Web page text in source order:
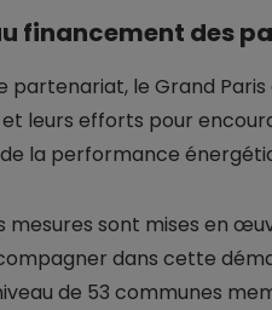
financement des
partenariat, le Grand
leurs efforts pour
la performance
mesures sont mises en
dans cette
de 53 communes